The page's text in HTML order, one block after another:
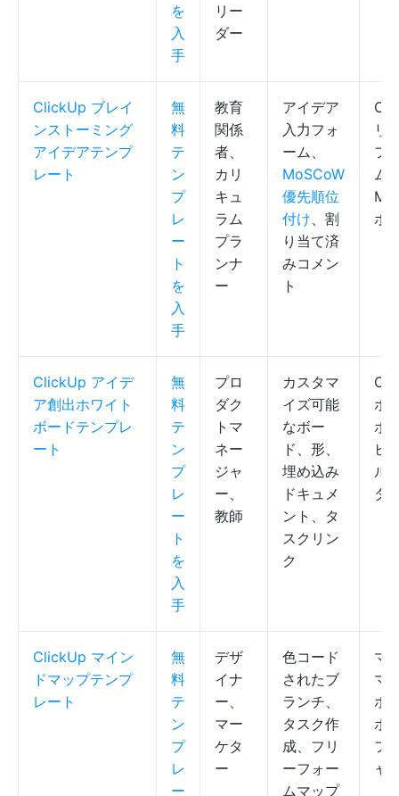
を
入
手
リー
ダー
ClickUp ブレイ
ンストーミング
アイデアテンプ
レート
無
料
テ
ン
プ
レ
ー
ト
を
入
手
教育
関係
者、
カリ
キュ
ラム
プラ
ンナ
ー
アイデア
入力フォ
ーム、
MoSCoW
優先順位
付け、割
り当て済
みコメン
ト
リ
フ
ム
ボ
ClickUp アイデ
ア創出ホワイト
ボードテンプレ
ート
無
料
テ
ン
プ
レ
ー
ト
を
入
手
プロ
ダク
トマ
ネー
ジャ
ー、
教師
カスタマ
イズ可能
なボー
ド、形、
埋め込み
ドキュメ
ント、タ
スクリン
ク
ホ
ボ
ビ
ル
タ
ClickUp マイン
ドマップテンプ
レート
無
料
テ
ン
プ
レ
ー
デザ
イナ
ー、
マー
ケタ
ー
色コード
されたブ
ランチ、
タスク作
成、フリ
ーフォー
ムマップ
マ
マ
ホ
ボ
フ
ャ